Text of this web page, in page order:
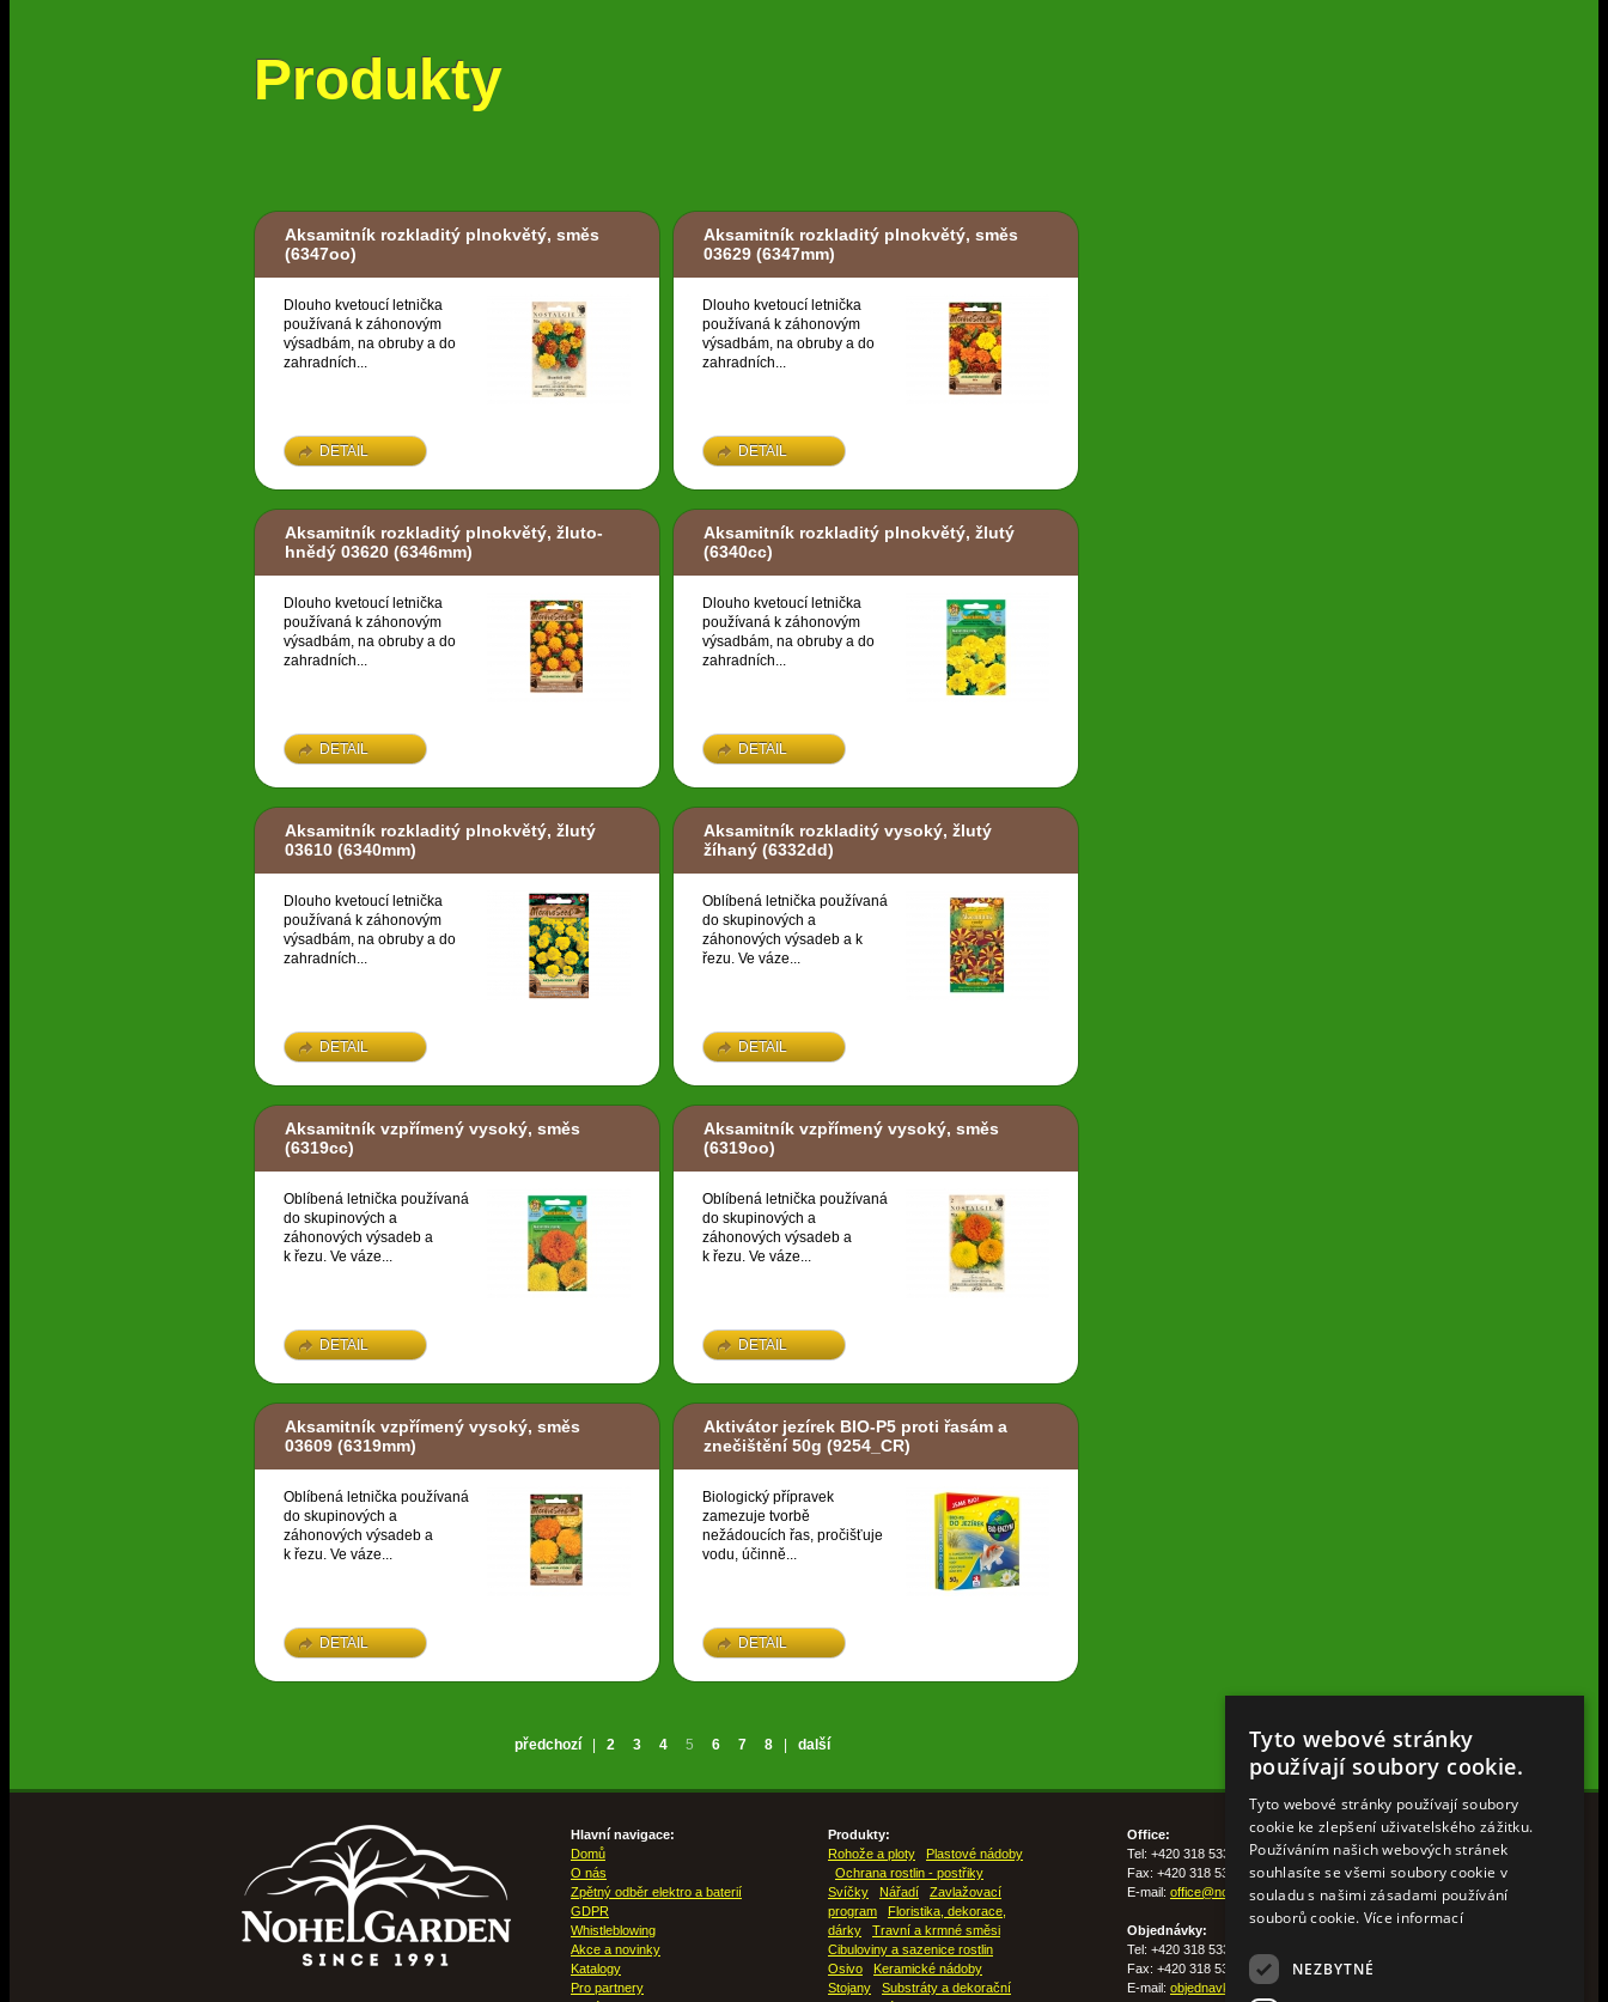
Produkty
Aksamitník rozkladitý plnokvětý, směs
(6347oo)
Dlouho kvetoucí letnička
používaná k záhonovým
výsadbám, na obruby a do
zahradních...
DETAIL
Aksamitník rozkladitý plnokvětý, směs
03629 (6347mm)
Dlouho kvetoucí letnička
používaná k záhonovým
výsadbám, na obruby a do
zahradních...
DETAIL
Aksamitník rozkladitý plnokvětý, žluto-
hnědý 03620 (6346mm)
Dlouho kvetoucí letnička
používaná k záhonovým
výsadbám, na obruby a do
zahradních...
DETAIL
Aksamitník rozkladitý plnokvětý, žlutý
(6340cc)
Dlouho kvetoucí letnička
používaná k záhonovým
výsadbám, na obruby a do
zahradních...
DETAIL
Aksamitník rozkladitý plnokvětý, žlutý
03610 (6340mm)
Dlouho kvetoucí letnička
používaná k záhonovým
výsadbám, na obruby a do
zahradních...
DETAIL
Aksamitník rozkladitý vysoký, žlutý
žíhaný (6332dd)
Oblíbená letnička používaná
do skupinových a
záhonových výsadeb a k
řezu. Ve váze...
DETAIL
Aksamitník vzpřímený vysoký, směs
(6319cc)
Oblíbená letnička používaná
do skupinových a
záhonových výsadeb a
k řezu. Ve váze...
DETAIL
Aksamitník vzpřímený vysoký, směs
(6319oo)
Oblíbená letnička používaná
do skupinových a
záhonových výsadeb a
k řezu. Ve váze...
DETAIL
Aksamitník vzpřímený vysoký, směs
03609 (6319mm)
Oblíbená letnička používaná
do skupinových a
záhonových výsadeb a
k řezu. Ve váze...
DETAIL
Aktivátor jezírek BIO-P5 proti řasám a
znečištění 50g (9254_CR)
Biologický přípravek
zamezuje tvorbě
nežádoucích řas, pročišťuje
vodu, účinně...
DETAIL
předchozí 2 3 4 5 6 7 8 další
Hlavní navigace:
Domů
O nás
Zpětný odběr elektro a baterií
GDPR
Whistleblowing
Akce a novinky
Katalogy
Pro partnery
Produkty:
Rohože a ploty
Plastové nádoby
Ochrana rostlin - postřiky
Svíčky
Nářadí
Zavlažovací
program
Floristika, dekorace,
dárky
Travní a krmné směsi
Cibuloviny a sazenice rostlin
Osivo
Keramické nádoby
Stojany
Substráty a dekorační
Office:
Tel: +420 318 533 511
Fax: +420 318 533 513
E-mail: office@nohelgarden.cz
Objednávky:
Tel: +420 318 533 533
Fax: +420 318 533 538
E-mail: objednavky@nohelgarden.cz
Tyto webové stránky
používají soubory cookie.
Tyto webové stránky používají soubory
cookie ke zlepšení uživatelského zážitku.
Používáním našich webových stránek
souhlasíte se všemi soubory cookie v
souladu s našimi zásadami používání
souborů cookie. Více informací
NEZBYTNÉ